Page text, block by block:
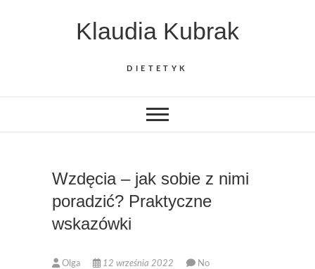
Klaudia Kubrak
DIETETYK
Wzdęcia – jak sobie z nimi
poradzić? Praktyczne
wskazówki
Olga 12 września 2022
No